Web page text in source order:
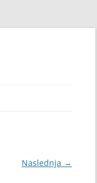
Naslednja →